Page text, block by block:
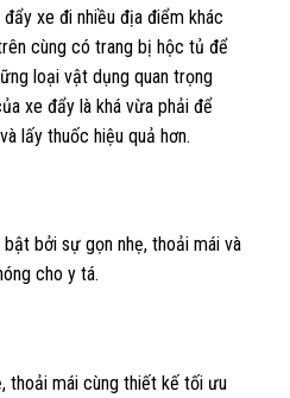
xe đi nhiều địa điểm khác
cùng có trang bị hộc tủ để
loại vật dụng quan trọng
xe đẩy là khá vừa phải để
lấy thuốc hiệu quả hơn.
bởi sự gọn nhẹ, thoải mái và
cho y tá.
thoải mái cùng thiết kế tối ưu